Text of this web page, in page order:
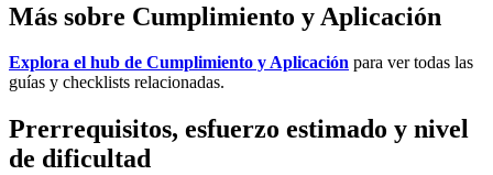
Más sobre Cumplimiento y Aplicación
Explora el hub de Cumplimiento y Aplicación para ver todas las
guías y checklists relacionadas.
Prerrequisitos, esfuerzo estimado y nivel
de dificultad